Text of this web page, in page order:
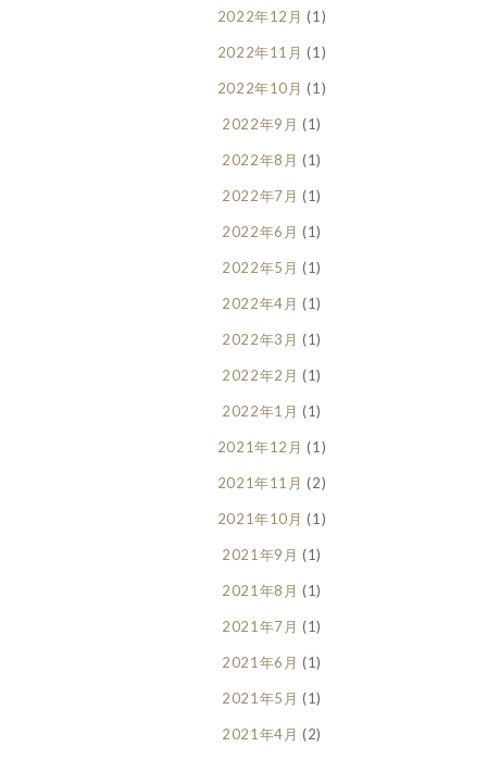
2022年12月 (1)
2022年11月 (1)
2022年10月 (1)
2022年9月 (1)
2022年8月 (1)
2022年7月 (1)
2022年6月 (1)
2022年5月 (1)
2022年4月 (1)
2022年3月 (1)
2022年2月 (1)
2022年1月 (1)
2021年12月 (1)
2021年11月 (2)
2021年10月 (1)
2021年9月 (1)
2021年8月 (1)
2021年7月 (1)
2021年6月 (1)
2021年5月 (1)
2021年4月 (2)